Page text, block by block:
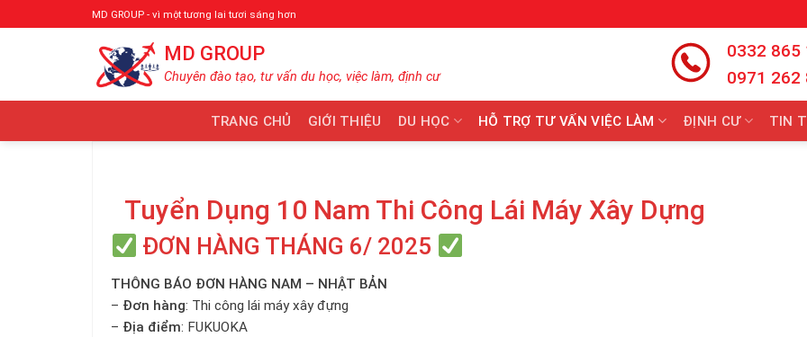
qua
MD GROUP - vì một tương lai tươi sáng hơn
MD GROUP
Chuyên đào tạo, tư vấn du học, việc làm, định cư
0332 865
0971 262
TRANG CHỦ GIỚI THIỆU DU HỌC HỖ TRỢ TƯ VẤN VIỆC LÀM ĐỊNH CƯ TIN
Tuyển Dụng 10 Nam Thi Công Lái Máy Xây Dựng
ĐƠN HÀNG THÁNG 6/ 2025
THÔNG BÁO ĐƠN HÀNG NAM – NHẬT BẢN
– Đơn hàng: Thi công lái máy xây đựng
– Địa điểm: FUKUOKA